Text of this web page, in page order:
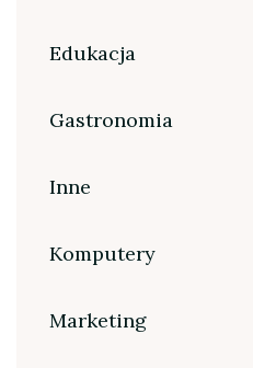
Edukacja
Gastronomia
Inne
Komputery
Marketing